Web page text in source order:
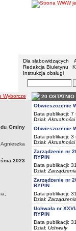
Gmina
Menu dodatkowe
Dla słabowidzących
Redakcja Biuletynu
Instrukcja obsługi
Wyszukiwarka
Wyborcze
Gminy
2023
20 OSTATNIO
Obwieszczenie
Data publikacji: 7
Dział: Aktualności
Obwieszczenie
Data publikacji: 3
Dział: Aktualności
Zarządzenie nr
RYPIN
Data publikacji:
Dział: Zarządzenia
Zarządzenie nr
RYPIN
Data publikacji:
Dział: Zarządzenia
Uchwała nr
RYPIN
Data publikacji:
Dział: Uchwały